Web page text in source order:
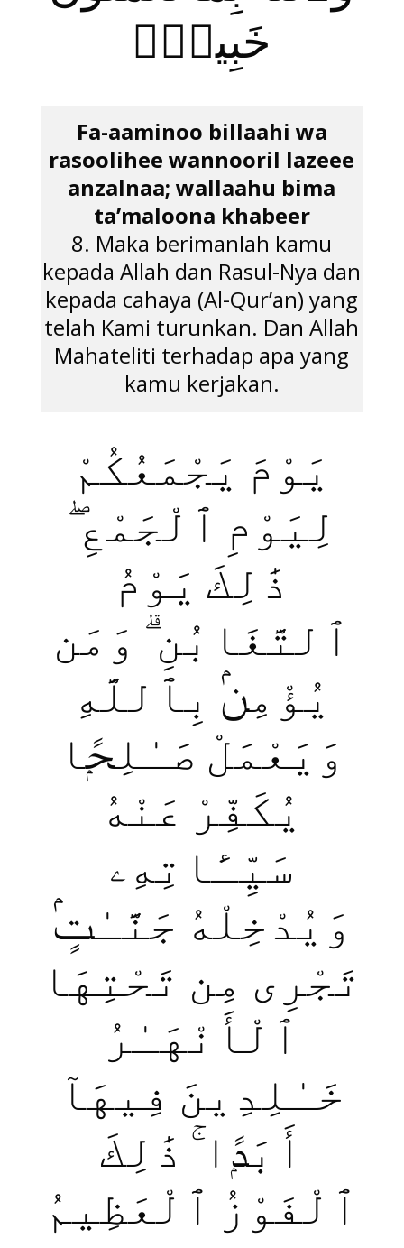
خَبِيرٌۭ
Fa-aaminoo billaahi wa
rasoolihee wannooril lazeee
anzalnaa; wallaahu bima
ta’maloona khabeer
8. Maka berimanlah kamu
kepada Allah dan Rasul-Nya dan
kepada cahaya (Al-Qur’an) yang
telah Kami turunkan. Dan Allah
Mahateliti terhadap apa yang
kamu kerjakan.
يَوْمَ يَجْمَعُكُمْ
لِيَوْمِ ٱلْجَمْعِ ۖ
ذَ‌ٰلِكَ يَوْمُ
ٱلتَّغَابُنِ ۗ وَمَن
يُؤْمِنۢ بِٱللَّهِ
وَيَعْمَلْ صَـٰلِحًۭا
يُكَفِّرْ عَنْهُ
سَيِّـَٔاتِهِۦ
وَيُدْخِلْهُ جَنَّـٰتٍۢ
تَجْرِى مِن تَحْتِهَا
ٱلْأَنْهَـٰرُ
خَـٰلِدِينَ فِيهَآ
أَبَدًۭا ۚ ذَ‌ٰلِكَ
ٱلْفَوْزُ ٱلْعَظِيمُ